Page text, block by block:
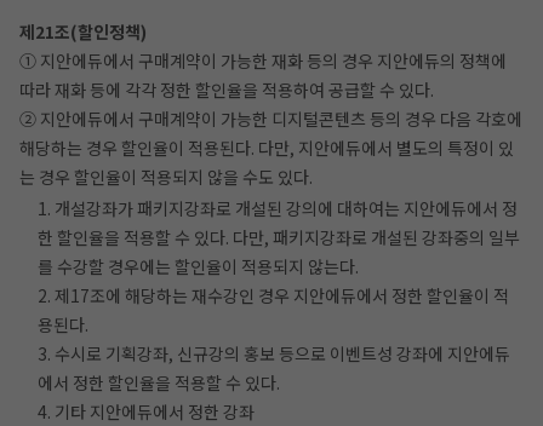
제21조(할인정책)
① 지안에듀에서 구매계약이 가능한 재화 등의 경우 지안에듀의 정책에
따라 재화 등에 각각 정한 할인율을 적용하여 공급할 수 있다.
② 지안에듀에서 구매계약이 가능한 디지털콘텐츠 등의 경우 다음 각호에
해당하는 경우 할인율이 적용된다. 다만, 지안에듀에서 별도의 특정이 있
는 경우 할인율이 적용되지 않을 수도 있다.
1. 개설강좌가 패키지강좌로 개설된 강의에 대하여는 지안에듀에서 정
한 할인율을 적용할 수 있다. 다만, 패키지강좌로 개설된 강좌중의 일부
를 수강할 경우에는 할인율이 적용되지 않는다.
2. 제17조에 해당하는 재수강인 경우 지안에듀에서 정한 할인율이 적
용된다.
3. 수시로 기획강좌, 신규강의 홍보 등으로 이벤트성 강좌에 지안에듀
에서 정한 할인율을 적용할 수 있다.
4. 기타 지안에듀에서 정한 강좌